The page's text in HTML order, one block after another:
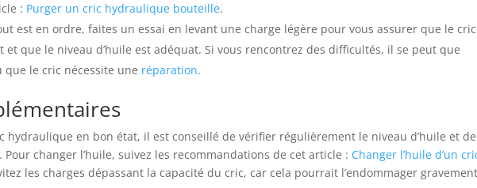
: Purger un cric hydraulique bouteille.
est en ordre, faites un essai en levant une charge légère pour vous assurer que le cric
que le niveau d’huile est adéquat. Si vous rencontrez des difficultés, il se peut que
que le cric nécessite une réparation.
hydraulique en bon état, il est conseillé de vérifier régulièrement le niveau d’huile et
changer l’huile, suivez les recommandations de cet article : Changer l’huile d’un
les charges dépassant la capacité du cric, car cela pourrait l’endommager